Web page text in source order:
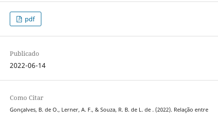
pdf
Publicado
2022-06-14
Como Citar
Gonçalves, B. de O., Lerner, A. F., & Souza, R. B. de L. de . (2022). Relação entre